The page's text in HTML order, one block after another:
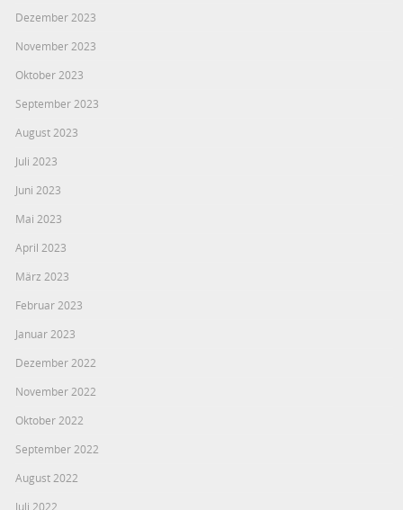
Dezember 2023
November 2023
Oktober 2023
September 2023
August 2023
Juli 2023
Juni 2023
Mai 2023
April 2023
März 2023
Februar 2023
Januar 2023
Dezember 2022
November 2022
Oktober 2022
September 2022
August 2022
Juli 2022